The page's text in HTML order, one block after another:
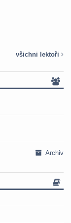
všichni lektoři
Archiv